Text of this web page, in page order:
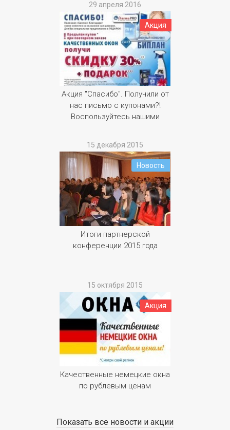
Коренской ярмарке
29 апреля 2016
Акция
Акция "Спасибо". Получили от
нас письмо с купонами?!
Воспользуйтесь нашими
предложениями.
15 декабря 2015
Новость
Итоги партнерской
конференции 2015 года
15 октября 2015
Акция
Качественные немецкие окна
по рублевым ценам
Показать все новости и акции